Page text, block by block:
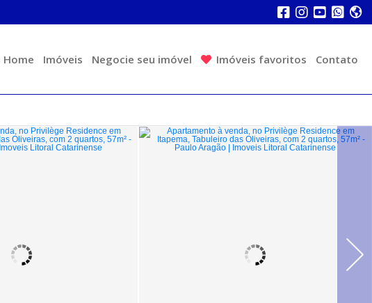
Home Imóveis Negocie seu imóvel Imóveis favoritos Contato